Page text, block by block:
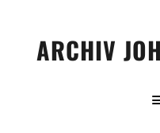
contentARCHIV